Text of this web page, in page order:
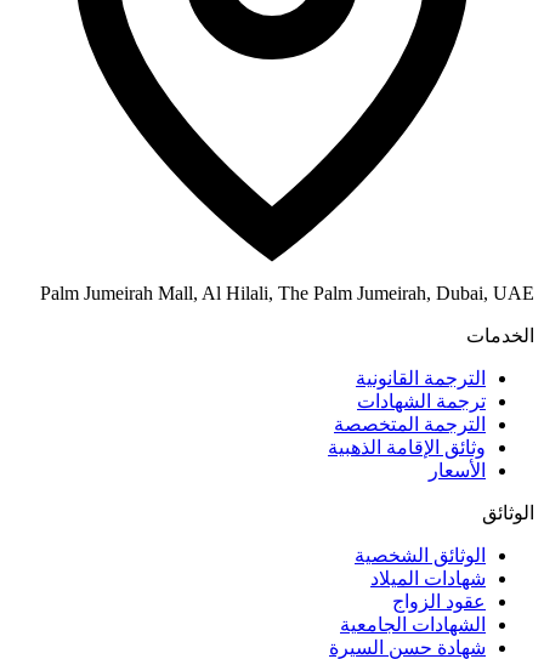
Palm Jumeirah Mall, Al Hilali, The Palm Jumeirah, Dubai, UAE
الخدمات
الترجمة القانونية
ترجمة الشهادات
الترجمة المتخصصة
وثائق الإقامة الذهبية
الأسعار
الوثائق
الوثائق الشخصية
شهادات الميلاد
عقود الزواج
الشهادات الجامعية
شهادة حسن السيرة